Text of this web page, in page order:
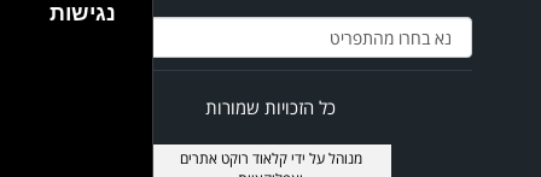
כל הזכויות שמורות
מנוהל על ידיקלאוד רוקט אתרים
נגישות